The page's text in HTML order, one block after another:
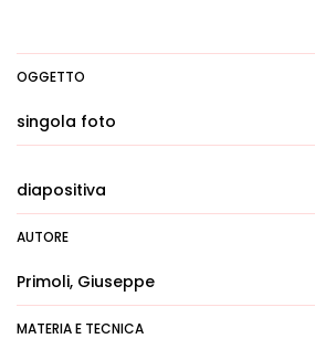
OGGETTO
singola foto
diapositiva
AUTORE
Primoli, Giuseppe
MATERIA E TECNICA